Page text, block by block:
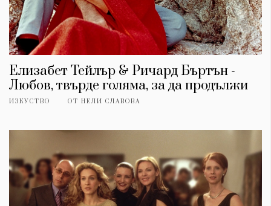
Елизабет Тейлър & Ричард Бъртън -
Любов, твърде голяма, за да продължи
ИЗКУСТВО ОТ НЕЛИ СЛАВОВА